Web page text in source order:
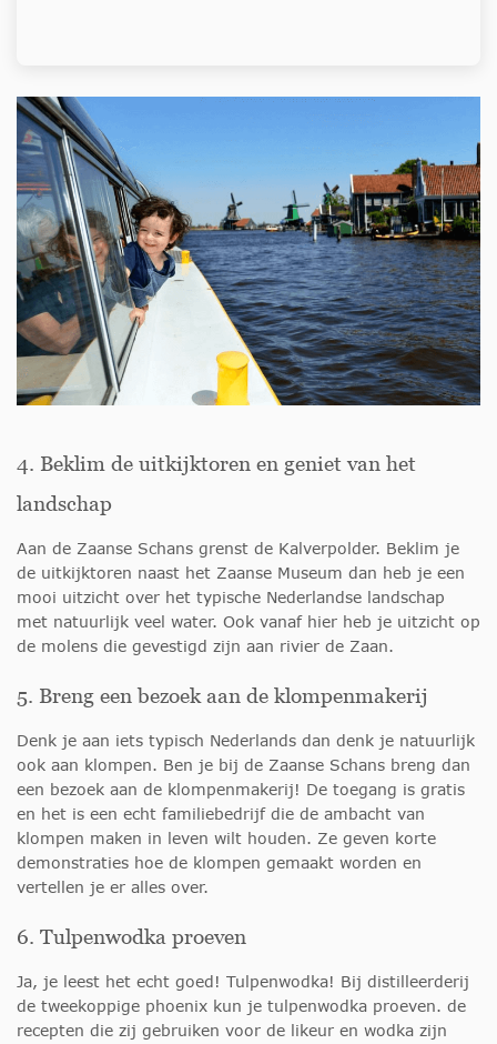
4. Beklim de uitkijktoren en geniet van het
landschap
Aan de Zaanse Schans grenst de Kalverpolder. Beklim je
de uitkijktoren naast het Zaanse Museum dan heb je een
mooi uitzicht over het typische Nederlandse landschap
met natuurlijk veel water. Ook vanaf hier heb je uitzicht op
de molens die gevestigd zijn aan rivier de Zaan.
5. Breng een bezoek aan de klompenmakerij
Denk je aan iets typisch Nederlands dan denk je natuurlijk
ook aan klompen. Ben je bij de Zaanse Schans breng dan
een bezoek aan de klompenmakerij! De toegang is gratis
en het is een echt familiebedrijf die de ambacht van
klompen maken in leven wilt houden. Ze geven korte
demonstraties hoe de klompen gemaakt worden en
vertellen je er alles over.
6. Tulpenwodka proeven
Ja, je leest het echt goed! Tulpenwodka! Bij distilleerderij
de tweekoppige phoenix kun je tulpenwodka proeven. de
recepten die zij gebruiken voor de likeur en wodka zijn